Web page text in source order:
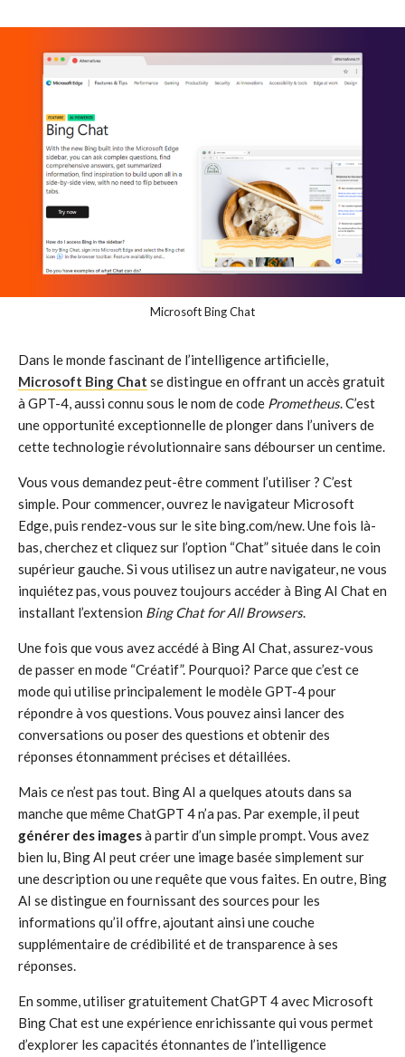
Microsoft Bing Chat
Dans le monde fascinant de l’intelligence artificielle,
Microsoft Bing Chat se distingue en offrant un accès gratuit
à GPT-4, aussi connu sous le nom de code Prometheus. C’est
une opportunité exceptionnelle de plonger dans l’univers de
cette technologie révolutionnaire sans débourser un centime.
Vous vous demandez peut-être comment l’utiliser ? C’est
simple. Pour commencer, ouvrez le navigateur Microsoft
Edge, puis rendez-vous sur le site bing.com/new. Une fois là-
bas, cherchez et cliquez sur l’option “Chat” située dans le coin
supérieur gauche. Si vous utilisez un autre navigateur, ne vous
inquiétez pas, vous pouvez toujours accéder à Bing AI Chat en
installant l’extension Bing Chat for All Browsers.
Une fois que vous avez accédé à Bing AI Chat, assurez-vous
de passer en mode “Créatif”. Pourquoi? Parce que c’est ce
mode qui utilise principalement le modèle GPT-4 pour
répondre à vos questions. Vous pouvez ainsi lancer des
conversations ou poser des questions et obtenir des
réponses étonnamment précises et détaillées.
Mais ce n’est pas tout. Bing AI a quelques atouts dans sa
manche que même ChatGPT 4 n’a pas. Par exemple, il peut
générer des imagesà partir d’un simple prompt. Vous avez
bien lu, Bing AI peut créer une image basée simplement sur
une description ou une requête que vous faites. En outre, Bing
AI se distingue en fournissant des sources pour les
informations qu’il offre, ajoutant ainsi une couche
supplémentaire de crédibilité et de transparence à ses
réponses.
En somme, utiliser gratuitement ChatGPT 4 avec Microsoft
Bing Chat est une expérience enrichissante qui vous permet
d’explorer les capacités étonnantes de l’intelligence